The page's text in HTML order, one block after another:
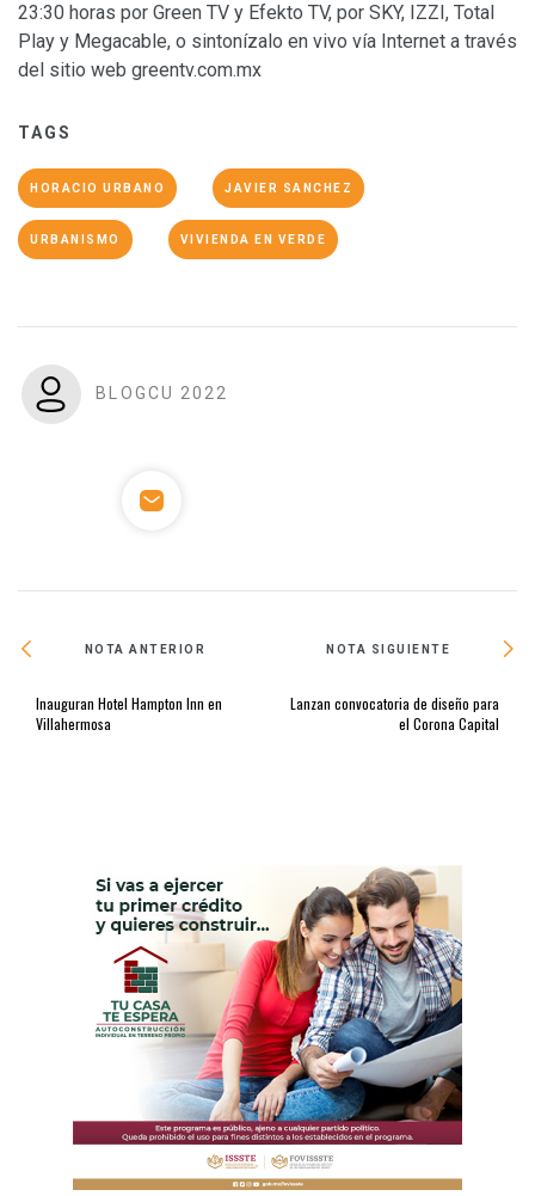
23:30 horas por Green TV y Efekto TV, por SKY, IZZI, Total
Play y Megacable, o sintonízalo en vivo vía Internet a través
del sitio web greentv.com.mx
TAGS
HORACIO URBANO JAVIER SANCHEZ
URBANISMO VIVIENDA EN VERDE
BLOGCU 2022
NOTA ANTERIOR
Inauguran Hotel Hampton Inn en
Villahermosa
NOTA SIGUIENTE
Lanzan convocatoria de diseño para
el Corona Capital